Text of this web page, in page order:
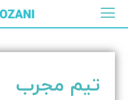
تیم مجرب